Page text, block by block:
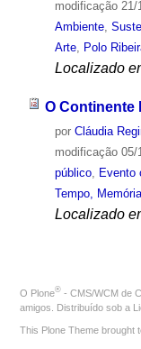
modificação21/
Ambiente,
Arte, Polo
Localizado
O Continente
por Cláudia
modificação05/
público, Evento
Tempo,
Localizado
O Plone® - CMS/WCM de
amigos. Distribuído sob a
This Plone Theme brought